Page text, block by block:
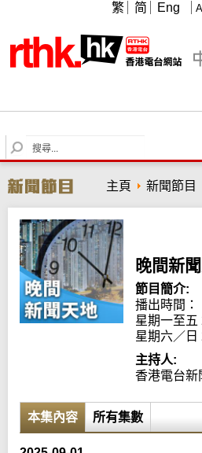
A
繁 简 Eng
S
e
r
c
h
主頁 新聞節目
晚間新
節目簡介:
播出時間：
星期一至五
星期六／日
主持人:
香港電台新
本集內容 所有集數